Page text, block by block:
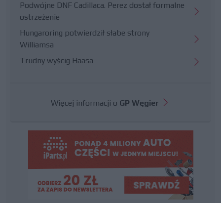
Podwójne DNF Cadillaca. Perez dostał formalne
ostrzeżenie
Hungaroring potwierdził słabe strony
Williamsa
Trudny wyścig Haasa
Więcej informacji o GP Węgier